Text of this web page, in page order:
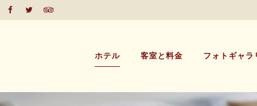
ホテル 客室と料金 フォトギャラ